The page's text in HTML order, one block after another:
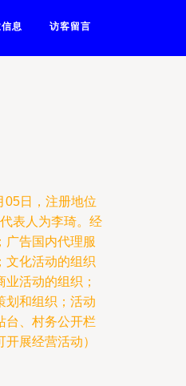
息 访客留言
05日，注册地位
表人为李琦。经
广告国内代理服
文化活动的组织
活动的组织；
划和组织；活动
台、村务公开栏
展经营活动）